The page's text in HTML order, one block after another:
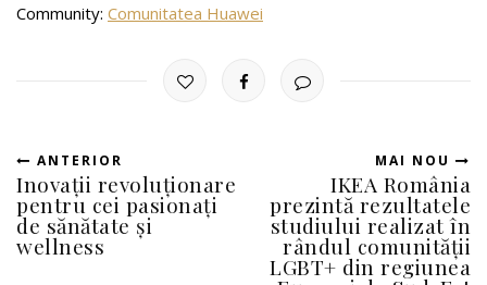
Community: Comunitatea Huawei
ANTERIOR
Inovații revoluționare
pentru cei pasionați
de sănătate și
wellness
MAI NOU
IKEA România
prezintă rezultatele
studiului realizat în
rândul comunității
LGBT+ din regiunea